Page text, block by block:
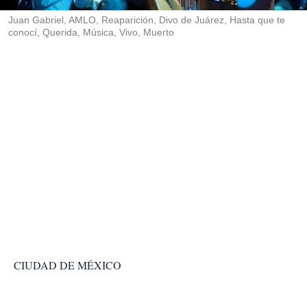
r
Juan Gabriel, AMLO, Reaparición, Divo de Juárez, Hasta que te
conocí, Querida, Música, Vivo, Muerto
CIUDAD DE MÉXICO